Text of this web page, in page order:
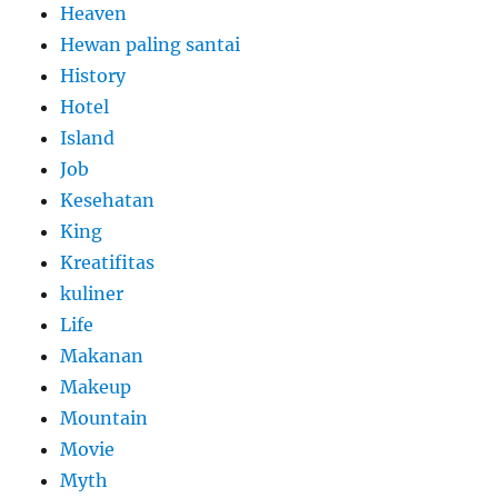
Heaven
Hewan paling santai
History
Hotel
Island
Job
Kesehatan
King
Kreatifitas
kuliner
Life
Makanan
Makeup
Mountain
Movie
Myth